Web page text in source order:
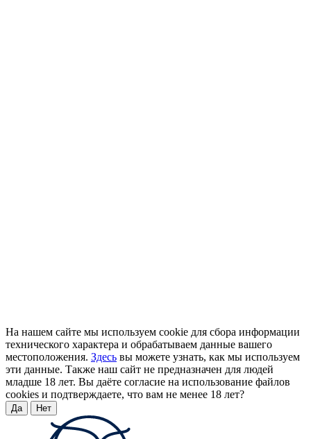
На нашем сайте мы используем cookie для сбора информации
технического характера и обрабатываем данные вашего
местоположения. Здесь вы можете узнать, как мы используем
эти данные. Также наш сайт не предназначен для людей
младше 18 лет. Вы даёте согласие на использование файлов
cookies и подтверждаете, что вам не менее 18 лет?
Да Нет